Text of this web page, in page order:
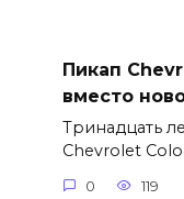
Пикап
вместо
Тринадцать
Chevrolet
0 119